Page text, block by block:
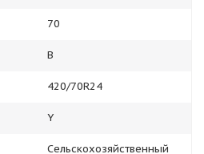
70
B
420/70R24
Y
Сельскохозяйственный